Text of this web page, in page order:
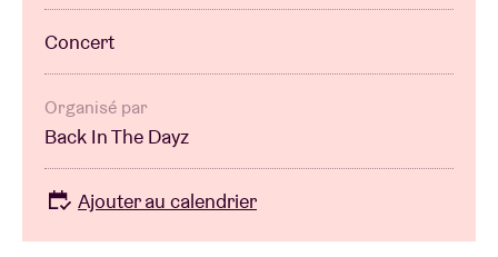
Contact
Concert
Organisé par
Back In The Dayz
Ajouter au calendrier